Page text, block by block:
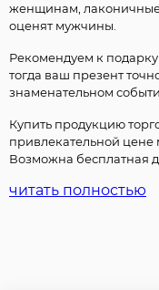
женщинам,
оценят мужчины.
Рекомендуем к
тогда ваш презент
знаменательном
Купить продукцию
привлекательной цене
Возможна бесплатная
читать полностью